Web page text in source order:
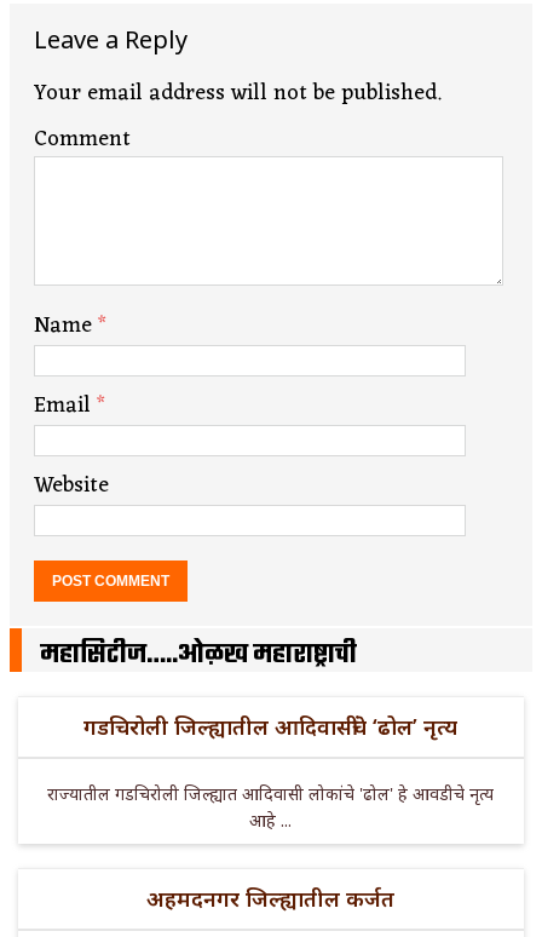
Leave a Reply
Your email address will not be published.
Comment
Name*
Email*
Website
महासिटीज…..ओळख महाराष्ट्राची
गडचिरोली जिल्ह्यातील आदिवासींचे ‘ढोल’ नृत्य
राज्यातील गडचिरोली जिल्ह्यात आदिवासी लोकांचे 'ढोल' हे आवडीचे नृत्य
आहे ...
अहमदनगर जिल्ह्यातील कर्जत